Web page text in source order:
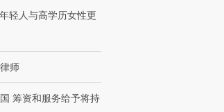
现】寻找100种
CFO：不靠规模取胜，华
轻人与高学历女性更
师
筹资和服务给予将持